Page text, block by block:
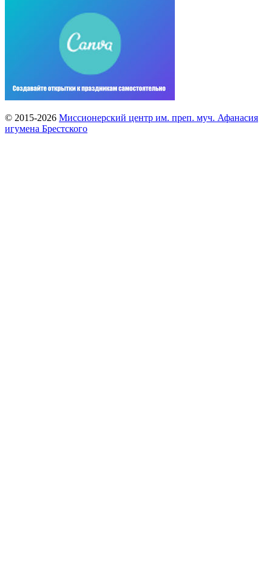
© 2015-2026 Миссионерский центр им. преп. муч. Афанасия
игумена Брестского